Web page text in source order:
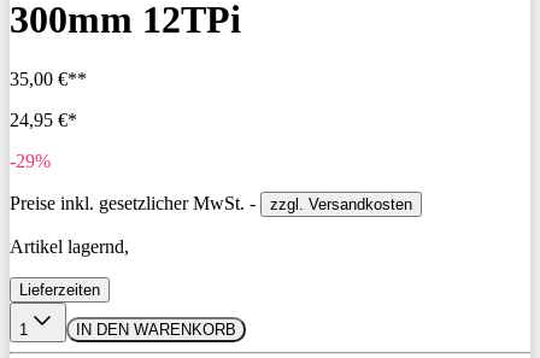
300mm 12TPi
35,00 €**
24,95 €*
-29%
Preise inkl. gesetzlicher MwSt. - zzgl. Versandkosten
Artikel lagernd,
Lieferzeiten
1 IN DEN WARENKORB